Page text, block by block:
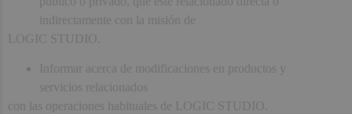
indirectamente con la misión de
LOGIC STUDIO.
Informar acerca de modificaciones en productos y
servicios relacionados
con las operaciones habituales de LOGIC STUDIO.